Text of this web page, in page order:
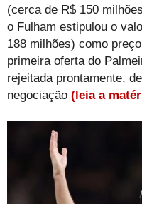
(cerca de R$ 150
o Fulham estipulou o
188 milhões) como
primeira oferta do
rejeitada prontamente,
negociação (leia a